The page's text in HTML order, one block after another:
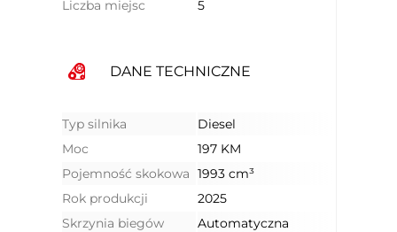
Liczba miejsc
5
DANE TECHNICZNE
Typ silnika
Diesel
Moc
197 KM
Pojemność skokowa 1993 cm³
Rok produkcji
2025
Skrzynia biegów
Automatyczna